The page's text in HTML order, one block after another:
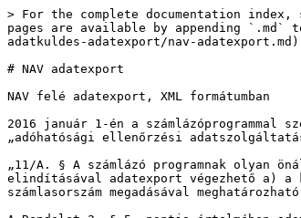
> For the complete documentation
pages are available by appending
adatkuldes-adatexport/nav-
# NAV adatexport
NAV felé adatexport, XML formátumban
2016 január 1-én a
„adóhatósági ellenőrzési
„11/A. § A számlázó programnak olyan
elindításával adatexport végezhető a) a
számlasorszám megadásával